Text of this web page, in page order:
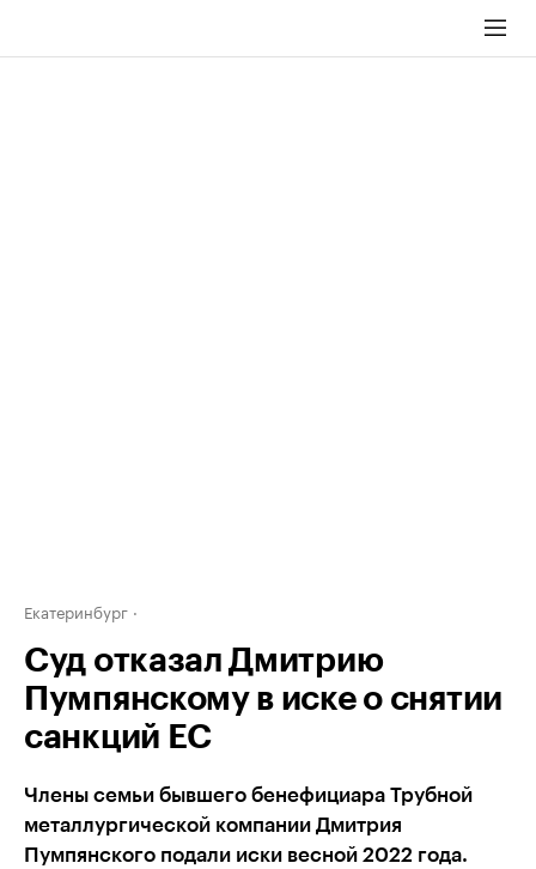
Екатеринбург
Суд отказал Дмитрию
Пумпянскому в иске о снятии
санкций ЕС
Члены семьи бывшего бенефициара Трубной
металлургической компании Дмитрия
Пумпянского подали иски весной 2022 года.